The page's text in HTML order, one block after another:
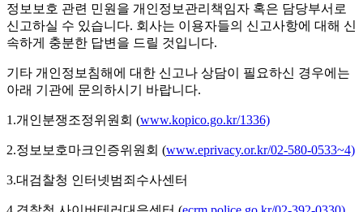
정보보호 관련 민원을 개인정보관리책임자 혹은 담당부서로
신고하실 수 있습니다. 회사는 이용자들의 신고사항에 대해 신
속하게 충분한 답변을 드릴 것입니다.
기타 개인정보침해에 대한 신고나 상담이 필요하신 경우에는
아래 기관에 문의하시기 바랍니다.
1.개인분쟁조정위원회 (www.kopico.go.kr/1336)
2.정보보호마크인증위원회 (www.eprivacy.or.kr/02-580-0533~4)
3.대검찰청 인터넷범죄수사센터